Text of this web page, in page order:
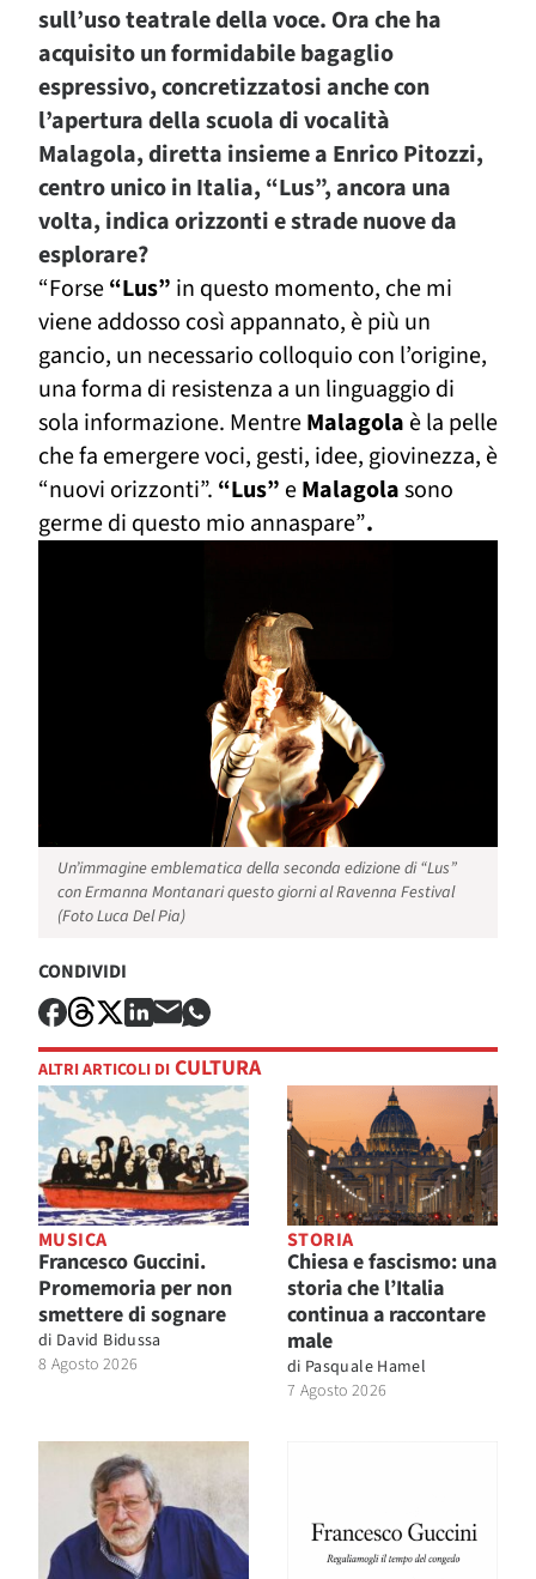
sull’uso teatrale della voce. Ora che ha
acquisito un formidabile bagaglio
espressivo, concretizzatosi anche con
l’apertura della scuola di vocalità
Malagola, diretta insieme a Enrico Pitozzi,
centro unico in Italia, “Lus”,ancora una
volta, indica orizzonti e strade nuove da
esplorare?
“Forse“Lus” in questo momento, che mi
viene addosso così appannato, è più un
gancio, un necessario colloquio con l’origine,
una forma di resistenza a un linguaggio di
sola informazione. MentreMalagola è la pelle
che fa emergere voci, gesti, idee, giovinezza, è
“nuovi orizzonti”. “Lus” eMalagolasono
germe di questo mio annaspare”.
Un’immagine emblematica della seconda edizione di “Lus”
con Ermanna Montanari questo giorni al Ravenna Festival
(Foto Luca Del Pia)
CONDIVIDI
ALTRI ARTICOLI DI CULTURA
MUSICA
Francesco Guccini.
Promemoria per non
smettere di sognare
di David Bidussa
8 Agosto 2026
STORIA
Chiesa e fascismo: una
storia che l’Italia
continua a raccontare
male
di Pasquale Hamel
7 Agosto 2026